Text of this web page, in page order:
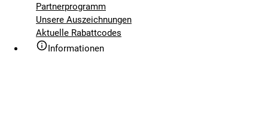
Partnerprogramm
Unsere Auszeichnungen
Aktuelle Rabattcodes
Informationen